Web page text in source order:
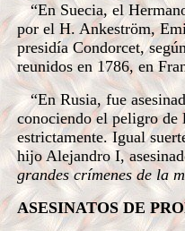
“En Suecia, el
por el H. Ankeström,
presidía Condorcet,
reunidos en 1786, en
“En Rusia, fue
conociendo el peligro
estrictamente. Igual
hijo Alejandro I,
grandes crímenes de la
ASESINATOS DE